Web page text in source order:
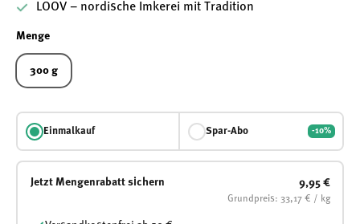
LOOV – nordische Imkerei mit Tradition
Menge
300 g
Einmalkauf Spar-Abo -10%
Jetzt Mengenrabatt sichern 9,95 €
Grundpreis: 33,17 € / kg